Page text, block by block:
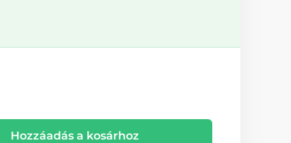
Hozzáadás a kosárhoz